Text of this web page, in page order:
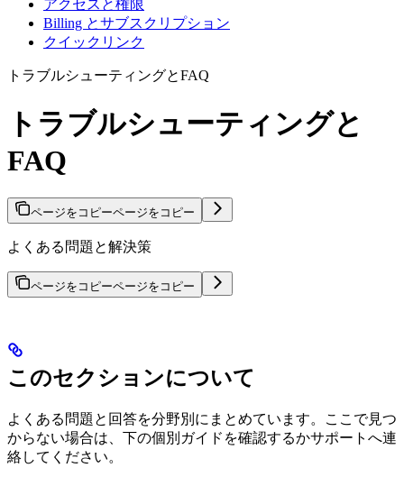
アクセスと権限
Billing とサブスクリプション
クイックリンク
トラブルシューティングとFAQ
トラブルシューティングと
FAQ
ページをコピーページをコピー
よくある問題と解決策
ページをコピーページをコピー
このセクションについて
よくある問題と回答を分野別にまとめています。ここで見つ
からない場合は、下の個別ガイドを確認するかサポートへ連
絡してください。